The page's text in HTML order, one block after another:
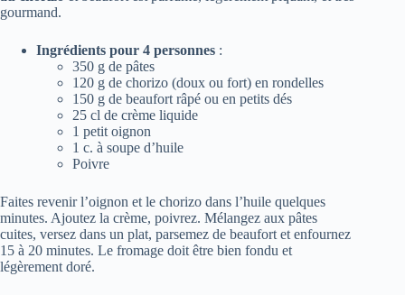
gourmand.
Ingrédients pour 4 personnes :
350 g de pâtes
120 g de chorizo (doux ou fort) en rondelles
150 g de beaufort râpé ou en petits dés
25 cl de crème liquide
1 petit oignon
1 c. à soupe d’huile
Poivre
Faites revenir l’oignon et le chorizo dans l’huile quelques
minutes. Ajoutez la crème, poivrez. Mélangez aux pâtes
cuites, versez dans un plat, parsemez de beaufort et enfournez
15 à 20 minutes. Le fromage doit être bien fondu et
légèrement doré.